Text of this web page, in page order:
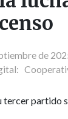
de
tercer partido